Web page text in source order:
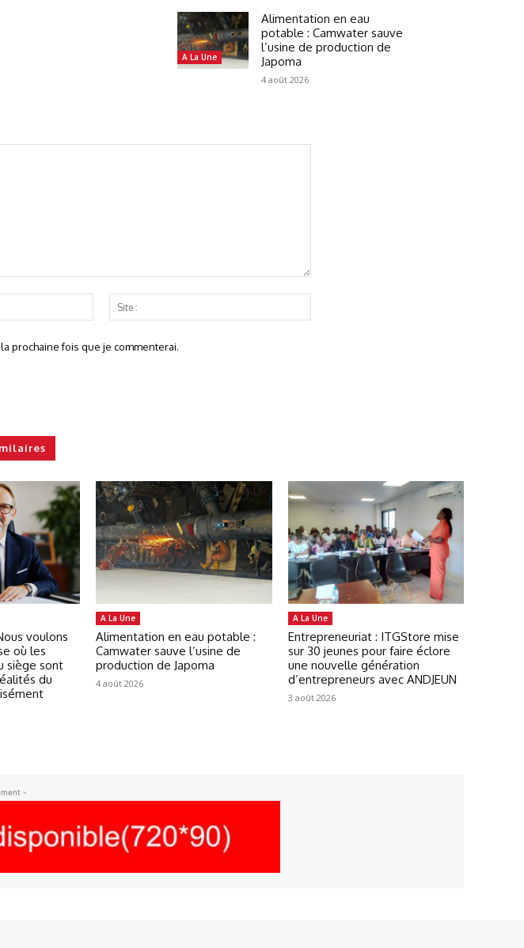
A La Une
Alimentation en eau
potable : Camwater sauve
l’usine de production de
Japoma
4 août 2026
Email
:*
:
prochaine fois que je commenterai.
voulons
où les
siège sont
du
A La Une
Alimentation en eau potable :
Camwater sauve l’usine de
production de Japoma
4 août 2026
A La Une
Entrepreneuriat : ITGStore mise
sur 30 jeunes pour faire éclore
une nouvelle génération
d’entrepreneurs avec ANDJEUN
3 août 2026
-